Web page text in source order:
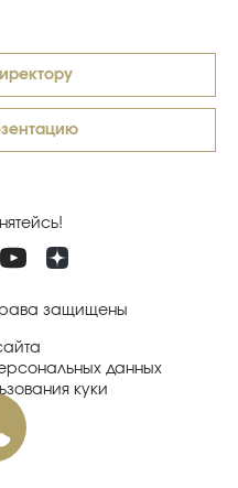
защищены
данных
куки